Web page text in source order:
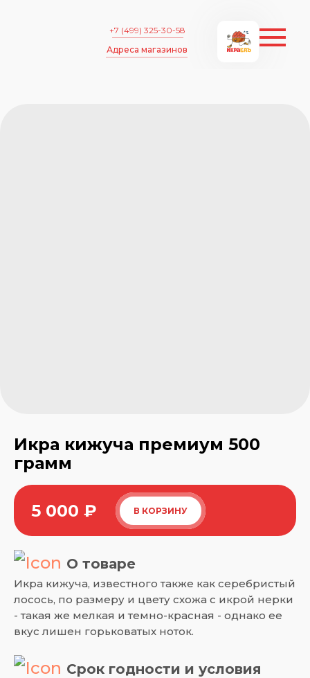
+7 (499) 325-30-58
Адреса магазинов
Икра кижуча премиум 500
грамм
5 000 ₽ В КОРЗИНУ
О товаре
Икра кижуча, известного также как серебристый
лосось, по размеру и цвету схожа с икрой нерки
- такая же мелкая и темно-красная - однако ее
вкус лишен горьковатых ноток.
Срок годности и условия